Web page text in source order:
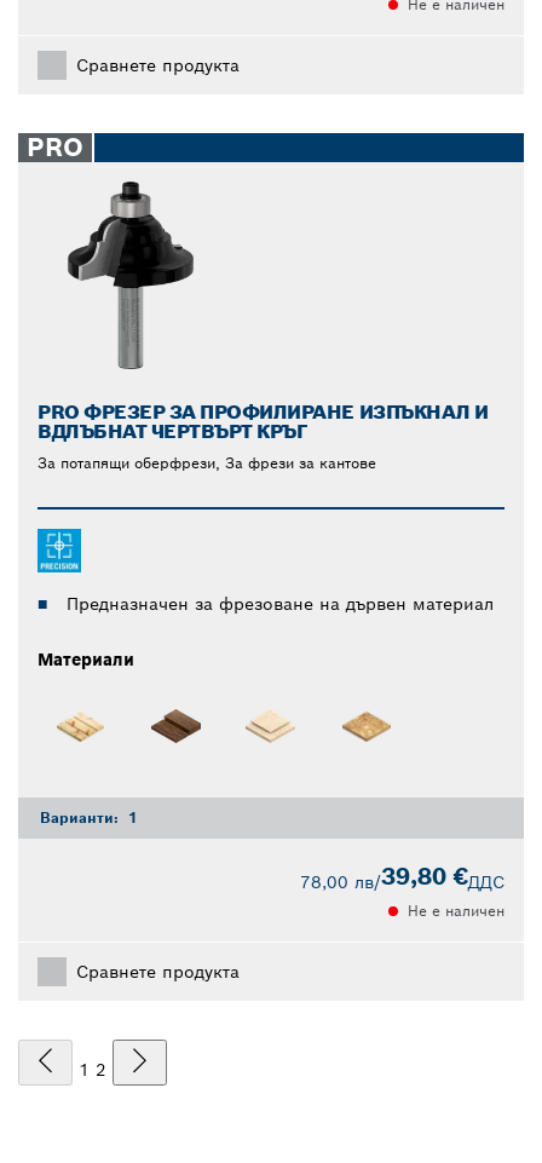
Не е наличен
Сравнете продукта
PRO
PRO ФРЕЗЕР ЗА ПРОФИЛИРАНЕ ИЗПЪКНАЛ И
ВДЛЪБНАТ ЧЕРТВЪРТ КРЪГ
За потапящи оберфрези, За фрези за кантове
Предназначен за фрезоване на дървен материал
Материали
Варианти: 1
78,00 лв/39,80 €ДДС
Не е наличен
Сравнете продукта
1 2